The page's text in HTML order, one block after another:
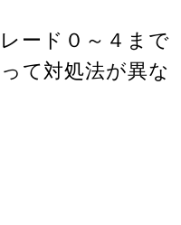
ード０～４まで
て対処法が異な